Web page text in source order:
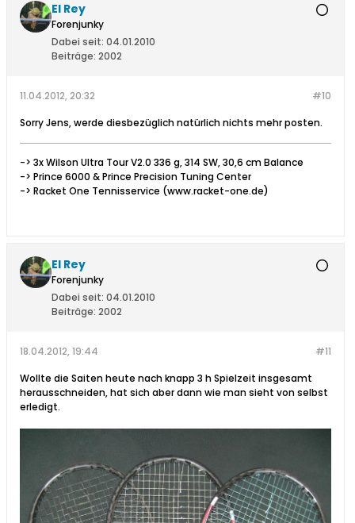
El Rey
Forenjunky
Dabei seit: 04.01.2010
Beiträge: 2002
#10
11.04.2012, 20:32
Sorry Jens, werde diesbezüglich natürlich nichts mehr posten.
-> 3x Wilson Ultra Tour V2.0 336 g, 314 SW, 30,6 cm Balance
-> Prince 6000 & Prince Precision Tuning Center
-> Racket One Tennisservice (www.racket-one.de)
El Rey
Forenjunky
Dabei seit: 04.01.2010
Beiträge: 2002
#11
18.04.2012, 19:44
Wollte die Saiten heute nach knapp 3 h Spielzeit insgesamt
herausschneiden, hat sich aber dann wie man sieht von selbst
erledigt.